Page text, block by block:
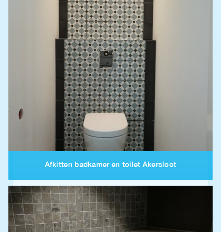
Afkitten badkamer en toilet Akersloot